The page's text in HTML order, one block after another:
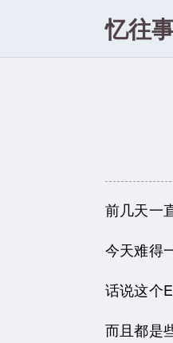
忆往
前几天一
今天难得
话说这个
而且都是